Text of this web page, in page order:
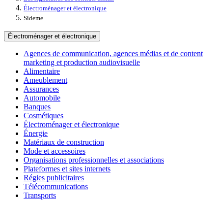
Électroménager et électronique
Sideme
Électroménager et électronique
Agences de communication, agences médias et de content
marketing et production audiovisuelle
Alimentaire
Ameublement
Assurances
Automobile
Banques
Cosmétiques
Électroménager et électronique
Énergie
Matériaux de construction
Mode et accessoires
Organisations professionnelles et associations
Plateformes et sites internets
Régies publicitaires
Télécommunications
Transports